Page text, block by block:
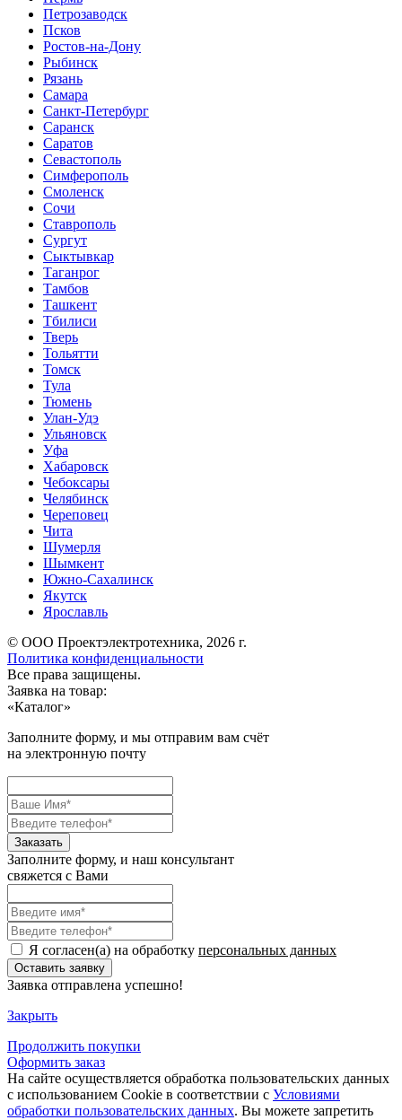
Петрозаводск
Псков
Ростов-на-Дону
Рыбинск
Рязань
Самара
Санкт-Петербург
Саранск
Саратов
Севастополь
Симферополь
Смоленск
Сочи
Ставрополь
Сургут
Сыктывкар
Таганрог
Тамбов
Ташкент
Тбилиси
Тверь
Тольятти
Томск
Тула
Тюмень
Улан-Удэ
Ульяновск
Уфа
Хабаровск
Чебоксары
Челябинск
Череповец
Чита
Шумерля
Шымкент
Южно-Сахалинск
Якутск
Ярославль
© ООО Проектэлектротехника, 2026 г.
Политика конфиденциальности
Все права защищены.
Заявка на товар:
«Каталог»
Заполните форму, и мы отправим вам счёт
на электронную почту
Заполните форму, и наш консультант
свяжется с Вами
Я согласен(а) на обработку персональных данных
Заявка отправлена успешно!
Закрыть
Продолжить покупки
Оформить заказ
На сайте осуществляется обработка пользовательских данных
с использованием Cookie в соответствии с Условиями
обработки пользовательских данных. Вы можете запретить